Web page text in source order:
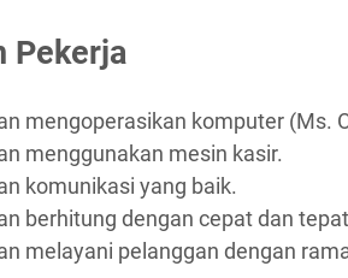
Pekerja
mengoperasikan komputer (Ms.
menggunakan mesin kasir.
komunikasi yang baik.
berhitung dengan cepat dan
melayani pelanggan dengan